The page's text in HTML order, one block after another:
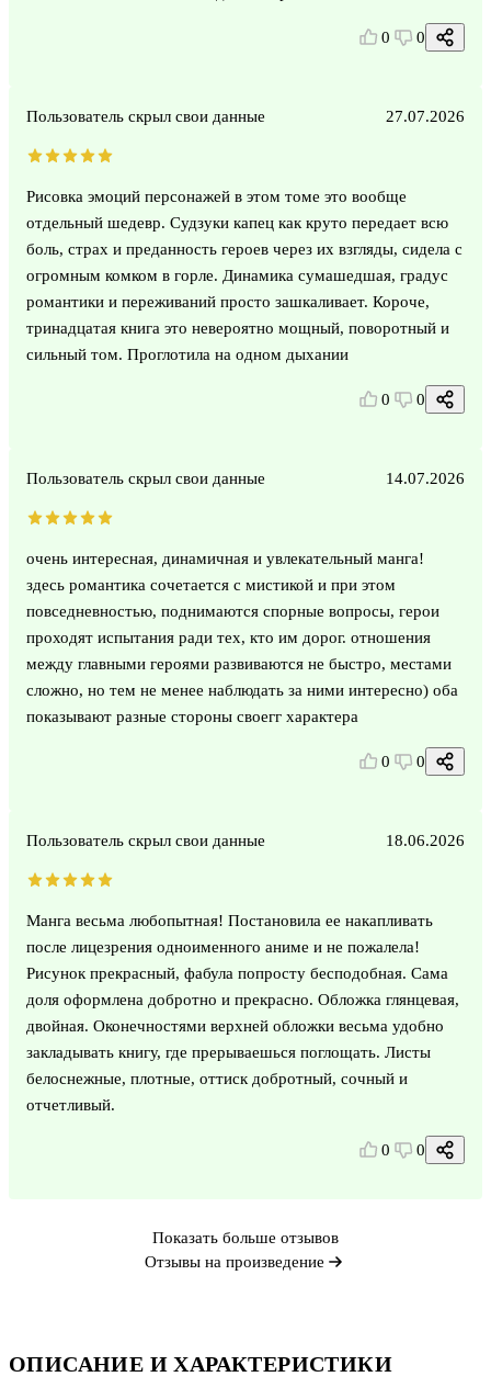
ОПИСАНИЕ И ХАРАКТЕРИСТИКИ
0 0
Пользователь скрыл свои данные 27.07.2026
Рисовка эмоций персонажей в этом томе это вообще
отдельный шедевр. Судзуки капец как круто передает всю
боль, страх и преданность героев через их взгляды, сидела с
огромным комком в горле. Динамика сумашедшая, градус
романтики и переживаний просто зашкаливает. Короче,
тринадцатая книга это невероятно мощный, поворотный и
сильный том. Проглотила на одном дыхании
0 0
Пользователь скрыл свои данные 14.07.2026
очень интересная, динамичная и увлекательный манга!
здесь романтика сочетается с мистикой и при этом
повседневностью, поднимаются спорные вопросы, герои
проходят испытания ради тех, кто им дорог. отношения
между главными героями развиваются не быстро, местами
сложно, но тем не менее наблюдать за ними интересно) оба
показывают разные стороны своегг характера
0 0
Пользователь скрыл свои данные 18.06.2026
Манга весьма любопытная! Постановила ее накапливать
после лицезрения одноименного аниме и не пожалела!
Рисунок прекрасный, фабула попросту бесподобная. Сама
доля оформлена добротно и прекрасно. Обложка глянцевая,
двойная. Оконечностями верхней обложки весьма удобно
закладывать книгу, где прерываешься поглощать. Листы
белоснежные, плотные, оттиск добротный, сочный и
отчетливый.
0 0
Показать больше отзывов
Отзывы на произведение